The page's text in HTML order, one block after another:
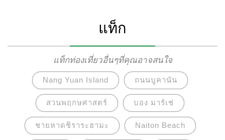
ชม นอกจากนี้ยังมีรูปปั้นขนาดเท่ารูปจริงในอิริยาบท
นั่งสมาธิ และมีตู้กระจกบรรจุอัฐิของท่านที่แปรสภาพ
เป็นผลึกแก้วใสสีขาวอีกด้วย
แท็ก
แท็กท่องเที่ยวอื่นๆที่คุณอาจสนใจ
Nang Yuan Island ถนนบูคานัน
สวนพฤกษศาสตร์ บอง มาร์เช่
ชายหาดชิราระฮามะ Naiton Beach